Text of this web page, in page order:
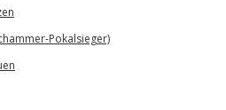
Pokalsieger)